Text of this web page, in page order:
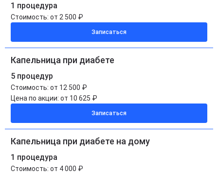
1 процедура
Стоимость: от 2 500 ₽
Записаться
Капельница при диабете
5 процедур
Стоимость: от 12 500 ₽
Цена по акции: от 10 625 ₽
Записаться
Капельница при диабете на дому
1 процедура
Стоимость: от 4 000 ₽